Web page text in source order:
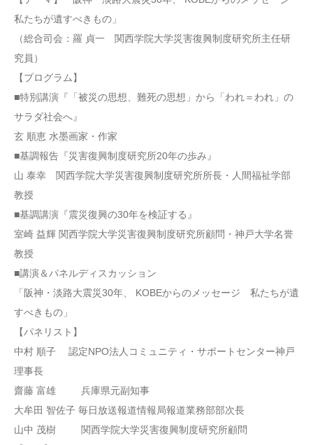
私たちが遺すべきもの」
（総合司会：羅 貞一 関西学院大学災害復興制度研究所主任研
究員）
【プログラム】
■特別講演『「被災の思想、難死の思想」から「われ＝われ」の
サラダ社会へ』
玄 順恵 水墨画家・作家
■基調報告『災害復興制度研究所20年の歩み』
山 泰幸 関西学院大学災害復興制度研究所所長・人間福祉学部
教授
■基調講演『震災復興の30年を検証する』
室崎 益輝 関西学院大学災害復興制度研究所顧問・神戸大学名誉
教授
■講演＆パネルディスカッション
「阪神・淡路大震災30年、 KOBEからのメッセージ 私たちが遺
すべきもの」
【パネリスト】
中村 順子 認定NPO法人コミュニティ・サポートセンター神戸
理事長
齋藤 富雄 兵庫県元副知事
大牟田 智佐子 毎日放送報道情報局報道業務部部次長
山中 茂樹 関西学院大学災害復興制度研究所顧問